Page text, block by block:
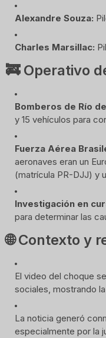
Alexandre Souza:
Charles Marsillac:
🚒 Operativo
Bomberos de Río
y 15 vehículos para
Fuerza Aérea
aeronaves eran un
(matrícula PR-DJJ) y
Investigación en
para determinar las
🌐 Contexto y
El video del choque
sociales, mostrando
La noticia generó
especialmente por la